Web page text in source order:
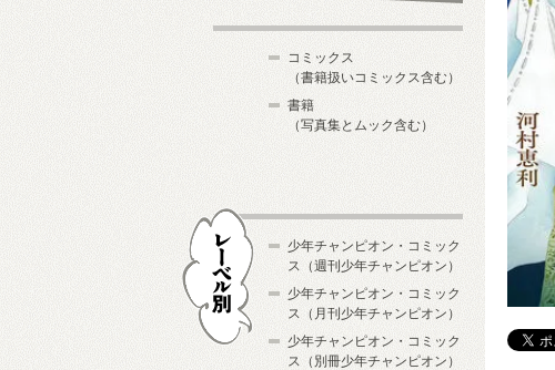
コミックス
（書籍扱いコミックス含む）
書籍
（写真集とムック含む）
少年チャンピオン・コミック
ス（週刊少年チャンピオン）
少年チャンピオン・コミック
ス（月刊少年チャンピオン）
少年チャンピオン・コミック
ス（別冊少年チャンピオン）